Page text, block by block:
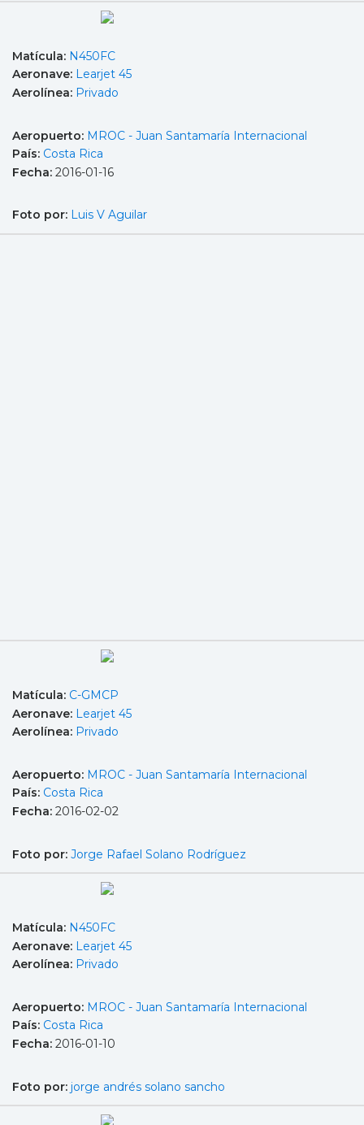
Matícula: N450FC
Aeronave: Learjet 45
Aerolínea: Privado
Aeropuerto: MROC - Juan Santamaría Internacional
País: Costa Rica
Fecha: 2016-01-16
Foto por: Luis V Aguilar
Matícula: C-GMCP
Aeronave: Learjet 45
Aerolínea: Privado
Aeropuerto: MROC - Juan Santamaría Internacional
País: Costa Rica
Fecha: 2016-02-02
Foto por: Jorge Rafael Solano Rodríguez
Matícula: N450FC
Aeronave: Learjet 45
Aerolínea: Privado
Aeropuerto: MROC - Juan Santamaría Internacional
País: Costa Rica
Fecha: 2016-01-10
Foto por: jorge andrés solano sancho